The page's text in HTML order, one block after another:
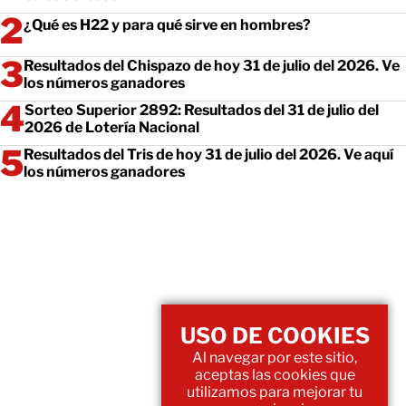
¿Qué es H22 y para qué sirve en hombres?
Resultados del Chispazo de hoy 31 de julio del 2026. Ve
los números ganadores
Sorteo Superior 2892: Resultados del 31 de julio del
2026 de Lotería Nacional
Resultados del Tris de hoy 31 de julio del 2026. Ve aquí
los números ganadores
USO DE COOKIES
Al navegar por este sitio,
aceptas las cookies que
utilizamos para mejorar tu